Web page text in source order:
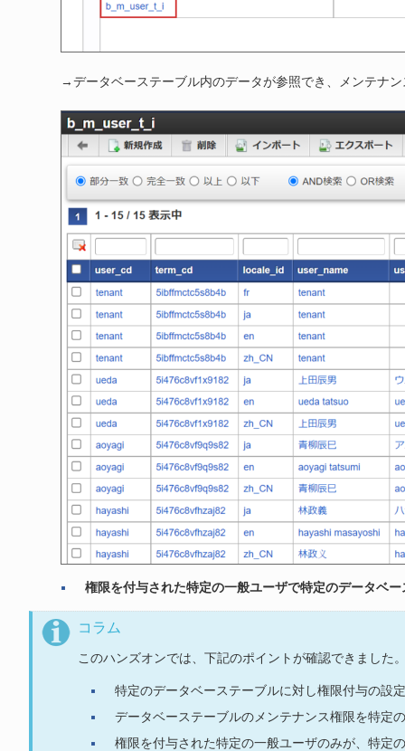
→データベーステーブル内のデータが参照でき、メンテナ
権限を付与された特定の一般ユーザで特定のデータベ
コラム
このハンズオンでは、下記のポイントが確認できました
特定のデータベーステーブルに対し権限付与の設
データベーステーブルのメンテナンス権限を特定
権限を付与された特定の一般ユーザのみが、特定